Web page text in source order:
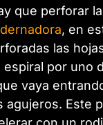
que perforar
, en
las
por uno
vaya
agujeros. Este